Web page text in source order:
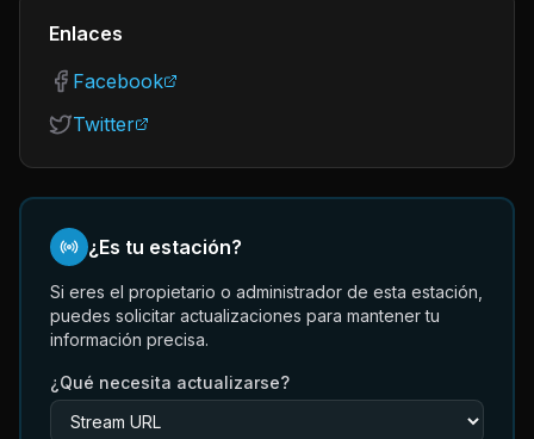
Enlaces
Facebook
Twitter
¿Es tu estación?
Si eres el propietario o administrador de esta estación,
puedes solicitar actualizaciones para mantener tu
información precisa.
¿Qué necesita actualizarse?